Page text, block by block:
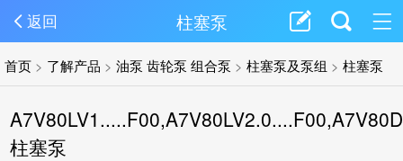
返回 柱塞泵
首页 > 了解产品 >油泵 齿轮泵 组合泵 >柱塞泵及泵组 >柱塞泵
柱塞泵